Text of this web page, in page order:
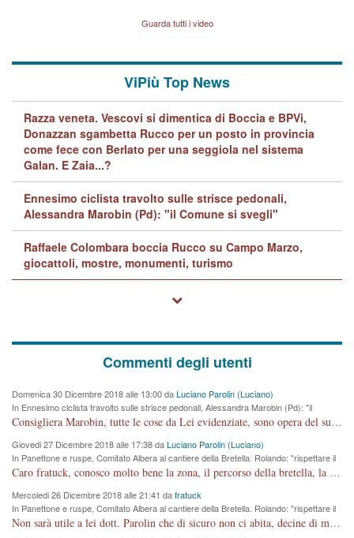
Lavarra: più avvincenti di
quelle di... Barbara D'UrsoGuarda tutti i video
ViPiù Top News
Razza veneta. Vescovi si dimentica di Boccia e BPVi,
Donazzan sgambetta Rucco per un posto in provincia
come fece con Berlato per una seggiola nel sistema
Galan. E Zaia...?
Ennesimo ciclista travolto sulle strisce pedonali,
Alessandra Marobin (Pd): "il Comune si svegli"
Raffaele Colombara boccia Rucco su Campo Marzo,
giocattoli, mostre, monumenti, turismo
Commenti degli utenti
Domenica 30 Dicembre 2018 alle 13:00 daLuciano Parolin (Luciano)
In Ennesimo ciclista travolto sulle strisce pedonali, Alessandra Marobin (Pd): "il
Comune si svegli"
Consigliera Marobin, tutte le cose da Lei evidenziate, sono opera del suo ex Assessore e compagno di Partito Antonio Marco Dalla Pozza Assessore alla "progettazione" di piste ciclabili e altre porcherie. A lui manderei il conto da saldare per incidenti e danni alle persone. E' ora che "finiamola." Avete perso rassegnatevi. qui IL SINDACO RUCCO NON C'ENTRA PER NIENTE. CAPITO!!!!!!!! Amen.
Giovedi 27 Dicembre 2018 alle 17:38 daLuciano Parolin (Luciano)
In Panettone e ruspe, Comitato Albera al cantiere della Bretella. Rolando: "rispettare il
cronoprogramma"
Caro fratuck, conosco molto bene la zona, il percorso della bretella, la situazione dei cittadini, abito in Viale Trento. A partire dal 2003 ho partecipato al Comitato di Maddalene pro bretella, e a riunioni propositive per apportare modifiche al progetto. Numerose mie foto del territorio sono arrivate a Roma, altri miei interventi (non graditi dalla Sx) sono stati pubblicati dal GdV, assieme ad altri come Ciro Asproso, ora favorevole alla bretella. Ho partecipato alla raccolta firme per la chiusura della strada x 5 giorni eseguita dal Sindaco Hullwech per sforamento 180 Micro/g. Pertanto come impegno per la tematica sono apposto con la coscienza. Ora il Progetto è partito, fine! Voglio dire che la nuova Giunta "comunale" non c'entra più. L'opera sarà "malauguratamente" eseguita, ma non con il mio placet. Il Consigliere Comunale dovrebbe capire che la campagna elettorale è finita, con buona pace di tutti. Quello che invece dovrebbe interessare è la proprietà della strada, dall'uscita autostradale Ovest, sino alla Rotatoria dell'Albara, vi sono tre possessori: Autostrade SpA; La Provincia, il Comune. Come la mettiamo per il futuro ? I costi, da 50 sono saliti a 100 milioni di € come dire 20 milioni a KM (!) da non credere. Comunque si farà. Ma nessuno canti Vittoria, anzi meglio non farne un ulteriore fatto "partitico" per questioni elettorali o di seggio. Se mi manda la sua mail, sono disponibile ad inviare i documenti e le foto sopra descritte. Con ossequi, Luciano Parolin
Mercoledi 26 Dicembre 2018 alle 21:41 dafratuck
In Panettone e ruspe, Comitato Albera al cantiere della Bretella. Rolando: "rispettare il
cronoprogramma"
Non sarà utile a lei dott. Parolin che di sicuro non ci abita, decine di migliaia di TIR, automobili e padroncini che passano quotidianamente per una strada appena rotabile, non è più possibile stendere i panni, attraversare la strada senza rischiare la morte, le case stanno crepando, i tempi sono cambiati e la bretella non passerà assolutamente per maddalene (ma cosa sta a dire?!), dia invece responsabilità a chi ha costruito tagliando la strada che doveva invece terminare a isola vicentina e non al moracchino lasciando Motta di Costabissara ancora in panne di traffico. I tempi sono cambiati dottore e se l'anagrafe della vita stagna nell'essere umano impressioni conservatrici, la società non le considera perchè va avanti, si industrializza e ha bisogno di infrastrutture e di sviluppo. Ultima considerazione, se è geloso di Rolando perchè vede in lui solo campagne politiche mentre si difendono i SOLI diritti dei cittadini, la preghiamo faccia considerazioni più appropriate. Saluti e complimenti per i suoi scritti.